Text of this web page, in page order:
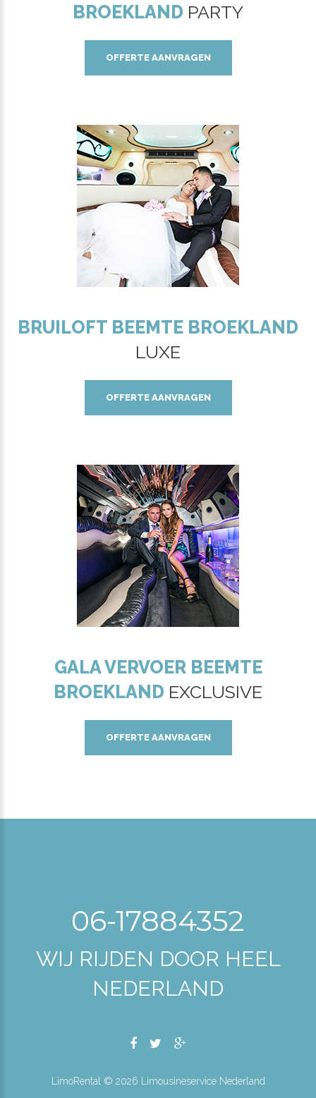
BROEKLAND PARTY
OFFERTE AANVRAGEN
BRUILOFT BEEMTE BROEKLAND
LUXE
OFFERTE AANVRAGEN
GALA VERVOER BEEMTE
BROEKLAND EXCLUSIVE
OFFERTE AANVRAGEN
06-17884352
WIJ RIJDEN DOOR HEEL
NEDERLAND
LimoRental © 2026 Limousineservice Nederland